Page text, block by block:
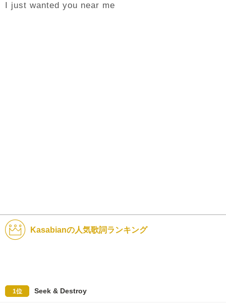
I just wanted you near me
Kasabianの人気歌詞ランキング
1位 Seek & Destroy